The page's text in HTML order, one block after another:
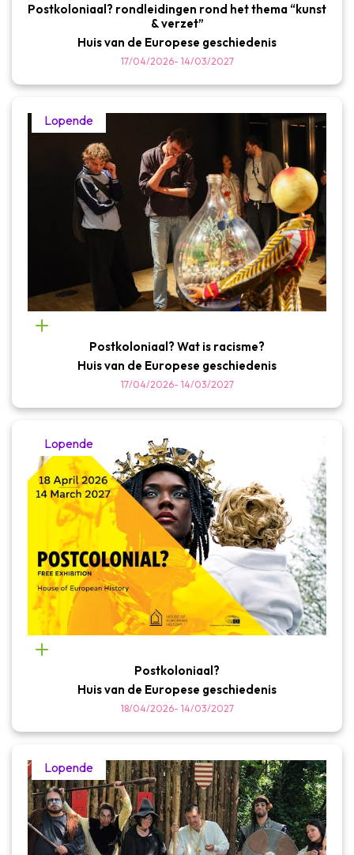
Postkoloniaal? rondleidingen rond het thema “kunst
& verzet”
Huis van de Europese geschiedenis
17/04/2026- 14/03/2027
Postkoloniaal? Wat is racisme?
Huis van de Europese geschiedenis
17/04/2026- 14/03/2027
Lopende
Postkoloniaal?
Huis van de Europese geschiedenis
18/04/2026- 14/03/2027
Lopende
Lopende